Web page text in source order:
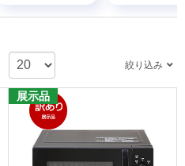
絞り込み
展示品